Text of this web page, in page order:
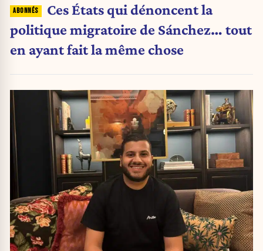
Ces États qui dénoncent la
politique migratoire de Sánchez… tout
en ayant fait la même chose